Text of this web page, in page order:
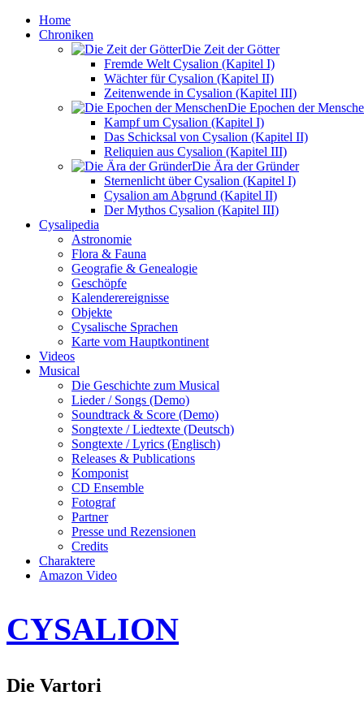
Home
Chroniken
Die Zeit der Götter
Fremde Welt Cysalion (Kapitel I)
Wächter für Cysalion (Kapitel II)
Zeitenwende in Cysalion (Kapitel III)
Die Epochen der
Kampf um Cysalion (Kapitel I)
Das Schicksal von Cysalion (Kapitel II)
Reliquien aus Cysalion (Kapitel III)
Die Ära der Gründer
Sternenlicht über Cysalion (Kapitel I)
Cysalion am Abgrund (Kapitel II)
Der Mythos Cysalion (Kapitel III)
Cysalipedia
Astronomie
Flora & Fauna
Geografie & Genealogie
Geschöpfe
Kalenderereignisse
Objekte
Cysalische Sprachen
Karte vom Hauptkontinent
Videos
Musical
Die Geschichte zum Musical
Lieder / Songs (Demo)
Soundtrack & Score (Demo)
Songtexte / Liedtexte (Deutsch)
Songtexte / Lyrics (Englisch)
Releases & Publications
Komponist
CD Ensemble
Fotograf
Partner
Presse und Rezensionen
Credits
Charaktere
Amazon Video
CYSALION
Die Vartori